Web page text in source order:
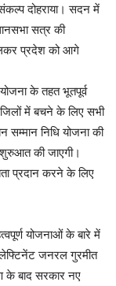
दोहराया। सदन में
सत्र की
प्रदेश को आगे
के तहत भूतपूर्व
में बचने के लिए सभी
सम्मान निधि योजना की
शुरुआत की जाएगी।
प्रदान करने के लिए
योजनाओं के बारे में
लेफ्टिनेंट जनरल गुरमीत
के बाद सरकार नए